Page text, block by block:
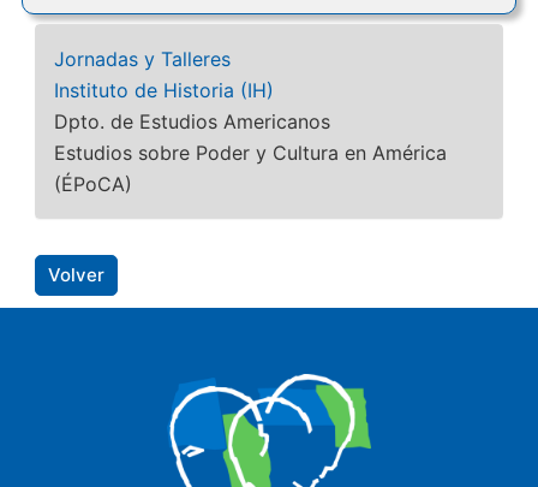
Jornadas y Talleres
Instituto de Historia (IH)
Dpto. de Estudios Americanos
Estudios sobre Poder y Cultura en América
(ÉPoCA)
Volver